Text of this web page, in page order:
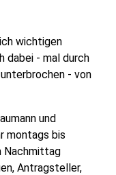
wichtigen
dabei - mal durch
- von
und
montags bis
Nachmittag
Antragsteller,